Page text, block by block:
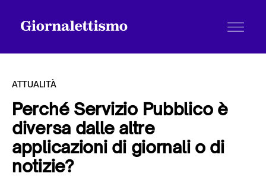
Tutti gli articoli
ATTUALITÀ
Perché Servizio Pubblico è
diversa dalle altre
applicazioni di giornali o di
notizie?